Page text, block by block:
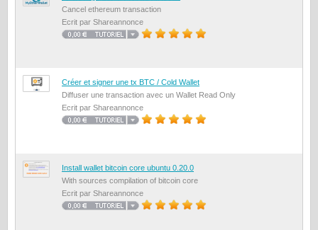
Cancel ethereum transaction
Ecrit par Shareannonce
Créer et signer une tx BTC / Cold Wallet
Diffuser une transaction avec un Wallet Read Only
Ecrit par Shareannonce
Install wallet bitcoin core ubuntu 0.20.0
With sources compilation of bitcoin core
Ecrit par Shareannonce